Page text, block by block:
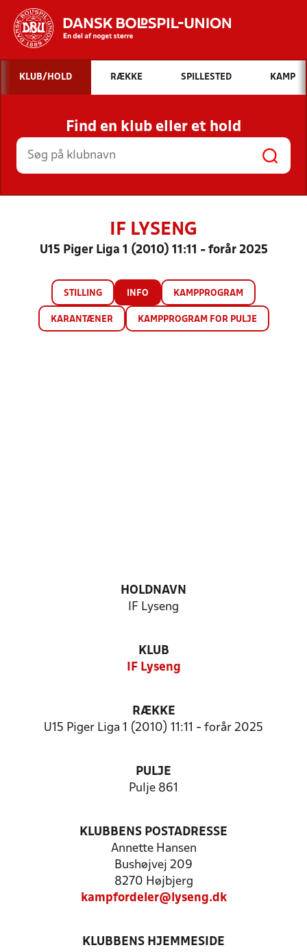
Hvad vil du søge efter?
INDHOLD OG NYHEDER
STILLINGER, RESULTATER, KLUBBER OG
HOLD
KLUB/HOLD RÆKKE SPILLESTED KAMP
Find en klub eller et hold
IF LYSENG
U15 Piger Liga 1 (2010) 11:11 - forår 2025
STILLING INFO KAMPPROGRAM
KARANTÆNER KAMPPROGRAM FOR PULJE
HOLDNAVN
IF Lyseng
KLUB
IF Lyseng
RÆKKE
U15 Piger Liga 1 (2010) 11:11 - forår 2025
PULJE
Pulje 861
KLUBBENS POSTADRESSE
Annette Hansen
Bushøjvej 209
8270 Højbjerg
kampfordeler@lyseng.dk
KLUBBENS HJEMMESIDE